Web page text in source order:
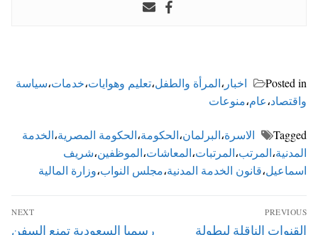
Posted in اخبار ،المرأة والطفل،تعليم وهوايات،خدمات،سياسة
واقتصاد،عام،منوعات
Tagged الاسرة،البرلمان،الحكومة،الحكومة المصرية،الخدمة
المدنية،المرتب،المرتبات،المعاشات،الموظفين،شريف
اسماعيل،قانون الخدمة المدنية،مجلس النواب،وزارة المالية
تصفّح
المقالات
PREVIOUS
Previous
القنوات الناقلة لبطولة
NEXT
Next
رسميا السعودية تمنع السفن